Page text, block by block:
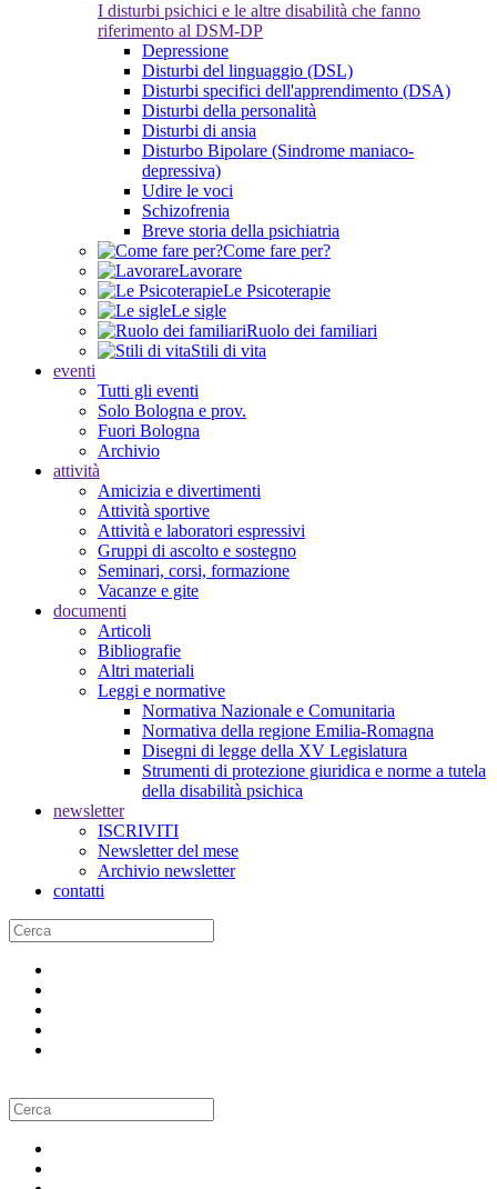
I disturbi psichici e le altre disabilità che fanno
riferimento al DSM-DP
Depressione
Disturbi del linguaggio (DSL)
Disturbi specifici dell'apprendimento (DSA)
Disturbi della personalità
Disturbi di ansia
Disturbo Bipolare (Sindrome maniaco-
depressiva)
Udire le voci
Schizofrenia
Breve storia della psichiatria
Come fare per?
Lavorare
Le Psicoterapie
Le sigle
Ruolo dei familiari
Stili di vita
eventi
Tutti gli eventi
Solo Bologna e prov.
Fuori Bologna
Archivio
attività
Amicizia e divertimenti
Attività sportive
Attività e laboratori espressivi
Gruppi di ascolto e sostegno
Seminari, corsi, formazione
Vacanze e gite
documenti
Articoli
Bibliografie
Altri materiali
Leggi e normative
Normativa Nazionale e Comunitaria
Normativa della regione Emilia-Romagna
Disegni di legge della XV Legislatura
Strumenti di protezione giuridica e norme a tutela
della disabilità psichica
newsletter
ISCRIVITI
Newsletter del mese
Archivio newsletter
contatti